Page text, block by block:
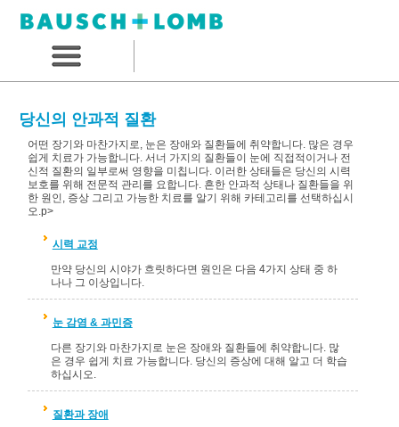
당신의 안과적 질환
어떤 장기와 마찬가지로, 눈은 장애와 질환들에 취약합니다. 많은 경우
쉽게 치료가 가능합니다. 서너 가지의 질환들이 눈에 직접적이거나 전
신적 질환의 일부로써 영향을 미칩니다. 이러한 상태들은 당신의 시력
보호를 위해 전문적 관리를 요합니다. 흔한 안과적 상태나 질환들을 위
한 원인, 증상 그리고 가능한 치료를 알기 위해 카테고리를 선택하십시
오.p>
시력 교정
만약 당신의 시야가 흐릿하다면 원인은 다음 4가지 상태 중 하
나나 그 이상입니다.
눈 감염 & 과민증
다른 장기와 마찬가지로 눈은 장애와 질환들에 취약합니다. 많
은 경우 쉽게 치료 가능합니다. 당신의 증상에 대해 알고 더 학습
하십시오.
질환과 장애